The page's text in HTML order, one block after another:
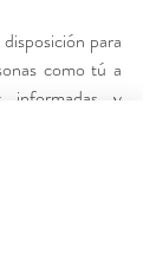
para
como tú a
informadas y